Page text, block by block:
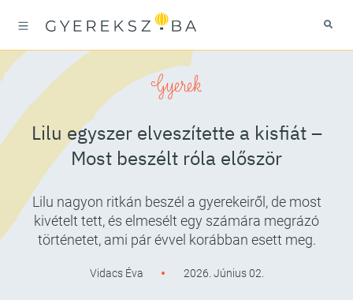
Gyerek
Lilu egyszer elveszítette a kisfiát –
Most beszélt róla először
Lilu nagyon ritkán beszél a gyerekeiről, de most
kivételt tett, és elmesélt egy számára megrázó
történetet, ami pár évvel korábban esett meg.
Vidacs Éva 2026. Június 02.